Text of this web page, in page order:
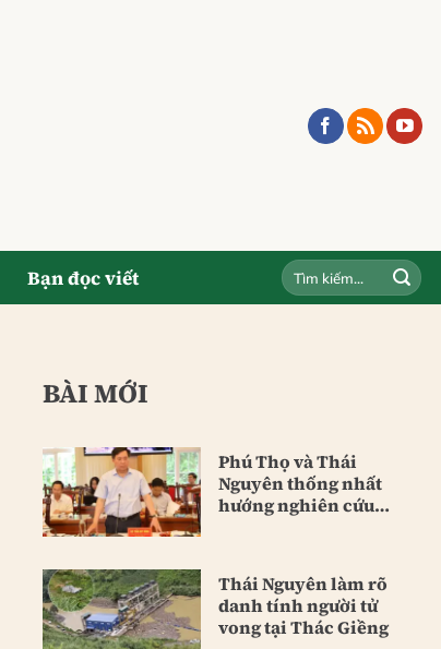
Bạn đọc viết
BÀI MỚI
Phú Thọ và Thái
Nguyên thống nhất
hướng nghiên cứu
Thái Nguyên làm rõ
danh tính người tử
vong tại Thác Giềng